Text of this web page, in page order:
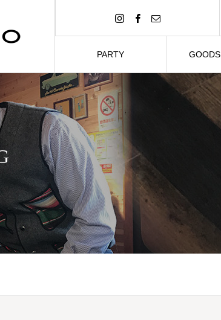
PARTY
GOODS